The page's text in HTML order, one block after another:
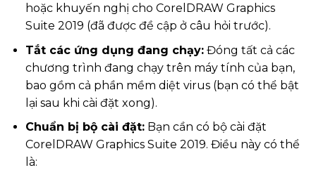
hoặc khuyến nghị cho CorelDRAW Graphics
Suite 2019 (đã được đề cập ở câu hỏi trước).
Tắt các ứng dụng đang chạy:Đóng tất cả các
chương trình đang chạy trên máy tính của bạn,
bao gồm cả phần mềm diệt virus (bạn có thể bật
lại sau khi cài đặt xong).
Chuẩn bị bộ cài đặt:Bạn cần có bộ cài đặt
CorelDRAW Graphics Suite 2019. Điều này có thể
là: